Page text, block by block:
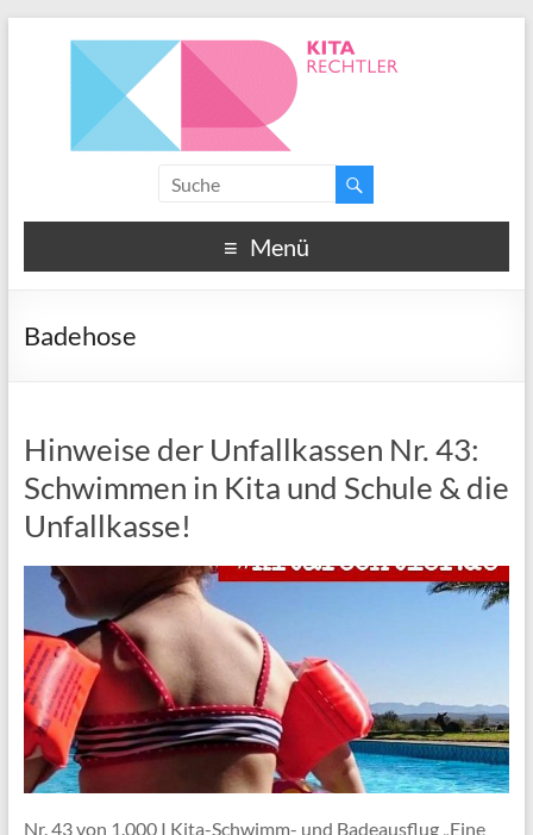
Menü
Badehose
Hinweise der Unfallkassen Nr. 43:
Schwimmen in Kita und Schule & die
Unfallkasse!
Nr. 43 von 1.000 I Kita-Schwimm- und Badeausflug „Eine